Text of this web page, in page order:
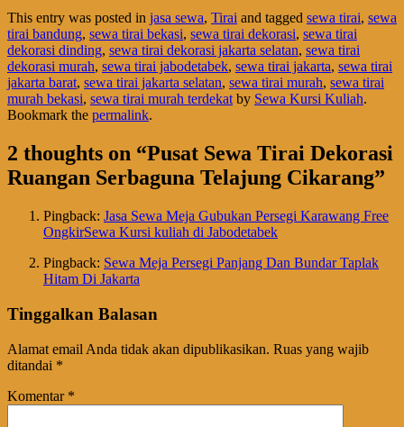
This entry was posted in jasa sewa, Tirai and tagged sewa tirai, sewa
tirai bandung, sewa tirai bekasi, sewa tirai dekorasi, sewa tirai
dekorasi dinding, sewa tirai dekorasi jakarta selatan, sewa tirai
dekorasi murah, sewa tirai jabodetabek, sewa tirai jakarta, sewa tirai
jakarta barat, sewa tirai jakarta selatan, sewa tirai murah, sewa tirai
murah bekasi, sewa tirai murah terdekat by Sewa Kursi Kuliah.
Bookmark the permalink.
2 thoughts on “Pusat Sewa Tirai Dekorasi
Ruangan Serbaguna Telajung Cikarang”
Pingback: Jasa Sewa Meja Gubukan Persegi Karawang Free
OngkirSewa Kursi kuliah di Jabodetabek
Pingback: Sewa Meja Persegi Panjang Dan Bundar Taplak
Hitam Di Jakarta
Tinggalkan Balasan
Alamat email Anda tidak akan dipublikasikan. Ruas yang wajib
ditandai *
Komentar *